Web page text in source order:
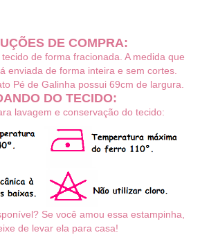
DE COMPRA:
de forma fracionada. A medida que
enviada de forma inteira e sem cortes.
Pé de Galinha possui 69cm de largura.
DO TECIDO:
lavagem e conservação do tecido:
Se você amou essa estampinha,
de levar ela para casa!